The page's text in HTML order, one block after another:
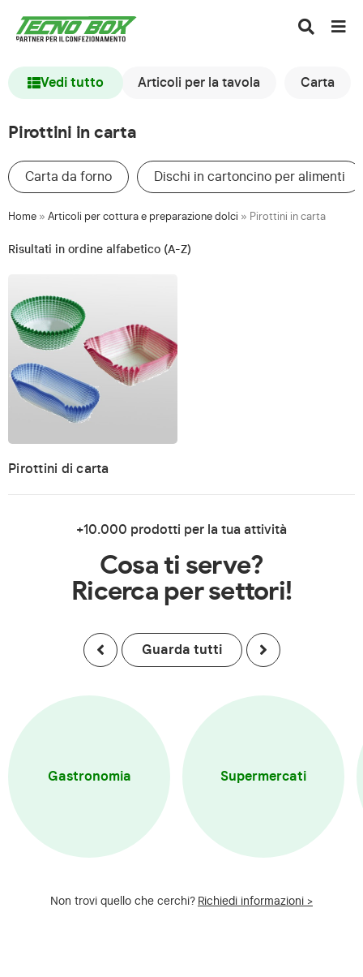
Vedi tutto Articoli per la tavola Carta
Pirottini in carta
Carta da forno Dischi in cartoncino per alimenti
Home » Articoli per cottura e preparazione dolci » Pirottini in carta
Risultati in ordine alfabetico (A-Z)
Pirottini di carta
+10.000 prodotti per la tua attività
Cosa ti serve?
Ricerca per settori!
Guarda tutti
Gastronomia Supermercati
Non trovi quello che cerchi? Richiedi informazioni >